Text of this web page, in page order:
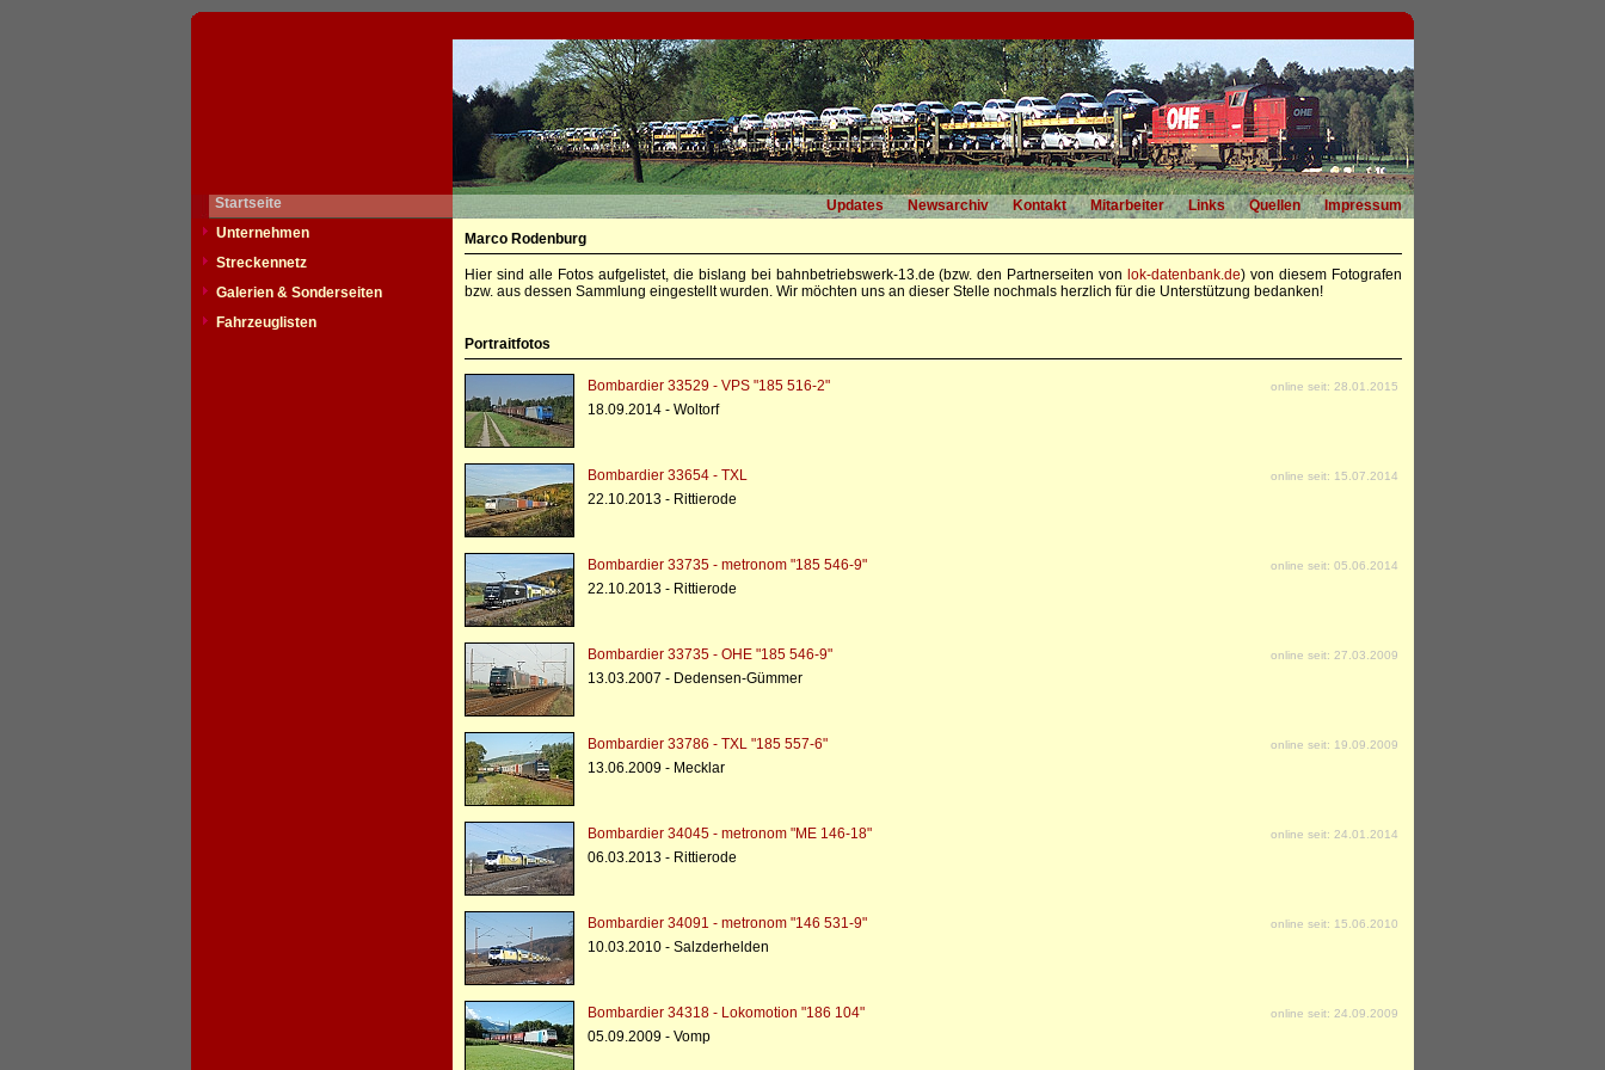
Startseite Updates Newsarchiv Kontakt Mitarbeiter Links Quellen
Impressum
Unternehmen
Streckennetz
Galerien & Sonderseiten
Fahrzeuglisten
Marco Rodenburg
Hier sind alle Fotos aufgelistet, die bislang bei bahnbetriebswerk-13.de (bzw. den Partnerseiten von lok-datenbank.de) von diesem Fotografen
bzw. aus dessen Sammlung eingestellt wurden. Wir möchten uns an dieser Stelle nochmals herzlich für die Unterstützung bedanken!
Portraitfotos
Bombardier 33529 - VPS "185 516-2" online seit: 28.01.2015
18.09.2014 - Woltorf
Bombardier 33654 - TXL online seit: 15.07.2014
22.10.2013 - Rittierode
Bombardier 33735 - metronom "185 546-9" online seit: 05.06.2014
22.10.2013 - Rittierode
Bombardier 33735 - OHE "185 546-9" online seit: 27.03.2009
13.03.2007 - Dedensen-Gümmer
Bombardier 33786 - TXL "185 557-6" online seit: 19.09.2009
13.06.2009 - Mecklar
Bombardier 34045 - metronom "ME 146-18" online seit: 24.01.2014
06.03.2013 - Rittierode
Bombardier 34091 - metronom "146 531-9" online seit: 15.06.2010
10.03.2010 - Salzderhelden
Bombardier 34318 - Lokomotion "186 104" online seit: 24.09.2009
05.09.2009 - Vomp